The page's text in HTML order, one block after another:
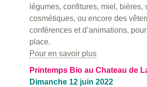
légumes, confitures, miel,
cosmétiques, ou encore des
conférences et d’animations,
place.
Pour en savoir plus
Printemps Bio au Chateau de
Dimanche 12 juin 2022